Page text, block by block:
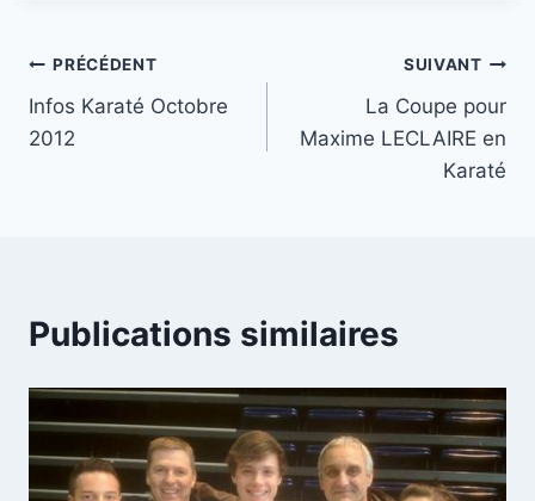
Navigation
de
PRÉCÉDENT
Infos Karaté Octobre
2012
SUIVANT
La Coupe pour
Maxime LECLAIRE en
Karaté
Publications similaires